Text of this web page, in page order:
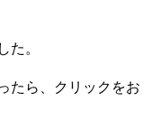
た。
たら、クリックをお